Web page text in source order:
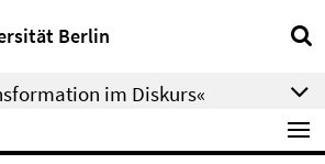
Berlin
im Diskurs«